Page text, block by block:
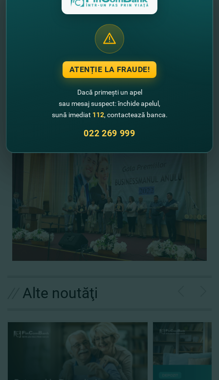
Alte noutăţi
ATENȚIE LA FRAUDE!
Dacă primești un apel
sau mesaj suspect: închide apelul,
sună imediat 112, contactează banca.
022 269 999